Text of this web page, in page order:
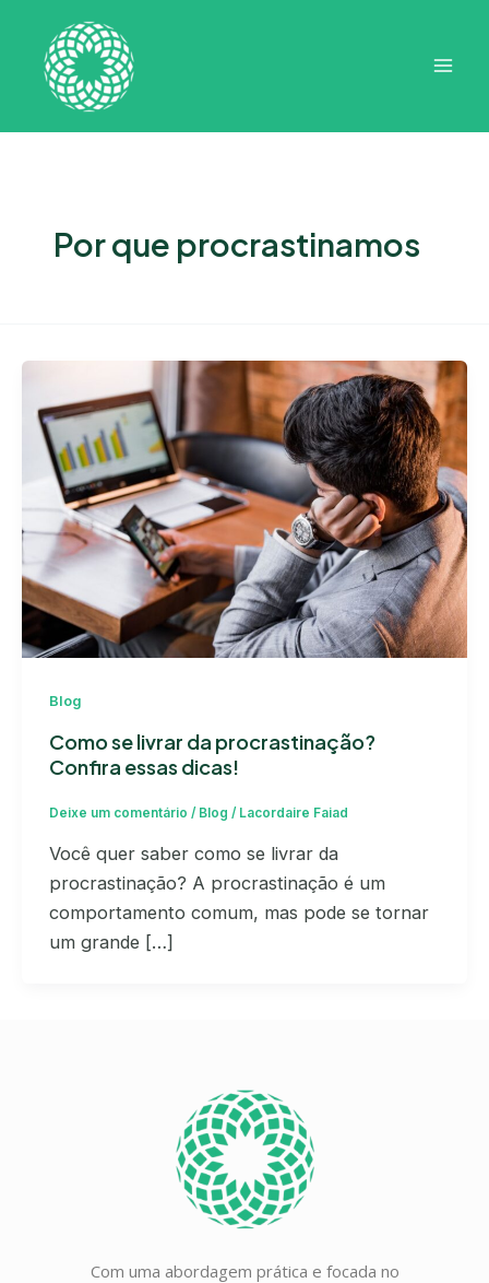
conteúdo
Por que procrastinamos
Blog
Como se livrar da procrastinação?
Confira essas dicas!
Deixe um comentário / Blog / Lacordaire Faiad
Você quer saber como se livrar da
procrastinação? A procrastinação é um
comportamento comum, mas pode se tornar
um grande […]
Com uma abordagem prática e focada no